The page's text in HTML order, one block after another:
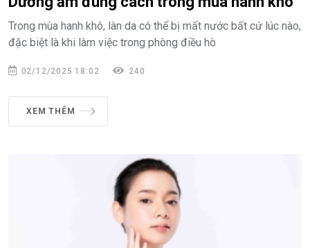
Trong mùa hanh khô, làn da có thể bị mất nước bất cứ lúc nào,
đặc biệt là khi làm việc trong phòng điều hò
02/12/2025 18:02 240
XEM THÊM